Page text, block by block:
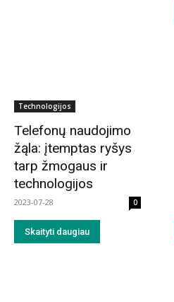
Technologijos
Telefonų naudojimo
žąla: įtemptas ryšys
tarp žmogaus ir
technologijos
2023-07-28 0
Skaityti daugiau